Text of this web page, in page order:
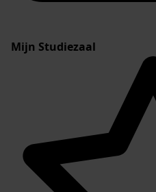
Mijn Studiezaal